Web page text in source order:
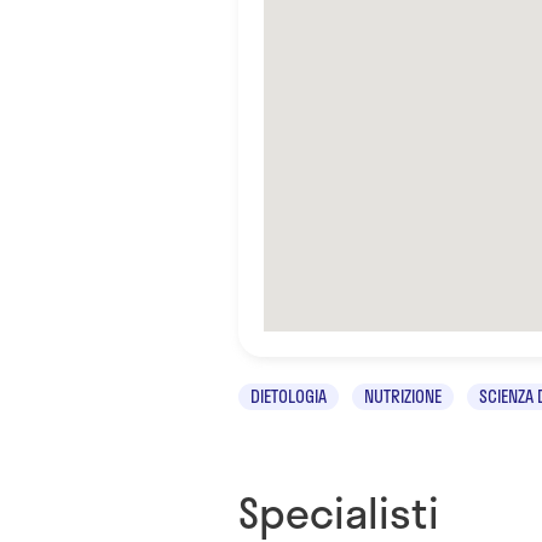
DIETOLOGIA NUTRIZIONE SCIENZA
Specialisti